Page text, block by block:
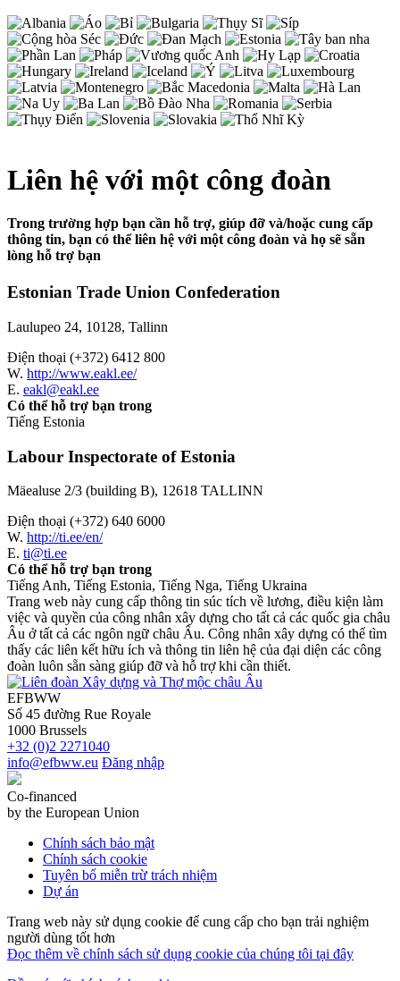
Liên hệ với một công đoàn
Trong trường hợp bạn cần hỗ trợ, giúp đỡ và/hoặc cung cấp
thông tin, bạn có thể liên hệ với một công đoàn và họ sẽ sẵn
lòng hỗ trợ bạn
Estonian Trade Union Confederation
Laulupeo 24, 10128, Tallinn
Điện thoại (+372) 6412 800
W. http://www.eakl.ee/
E. eakl@eakl.ee
Có thể hỗ trợ bạn trong
Tiếng Estonia
Labour Inspectorate of Estonia
Mäealuse 2/3 (building B), 12618 TALLINN
Điện thoại (+372) 640 6000
W. http://ti.ee/en/
E. ti@ti.ee
Có thể hỗ trợ bạn trong
Tiếng Anh, Tiếng Estonia, Tiếng Nga, Tiếng Ukraina
Trang web này cung cấp thông tin súc tích về lương, điều kiện làm
việc và quyền của công nhân xây dựng cho tất cả các quốc gia châu
Âu ở tất cả các ngôn ngữ châu Âu. Công nhân xây dựng có thể tìm
thấy các liên kết hữu ích và thông tin liên hệ của đại diện các công
đoàn luôn sẵn sàng giúp đỡ và hỗ trợ khi cần thiết.
EFBWW
Số 45 đường Rue Royale
1000 Brussels
+32 (0)2 2271040
info@efbww.eu Đăng nhập
Co-financed
by the European Union
Chính sách bảo mật
Chính sách cookie
Tuyên bố miễn trừ trách nhiệm
Dự án
Trang web này sử dụng cookie để cung cấp cho bạn trải nghiệm
người dùng tốt hơn
Đọc thêm về chính sách sử dụng cookie của chúng tôi tại đây